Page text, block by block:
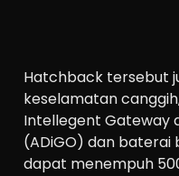
Hatchback tersebut
keselamatan
Intellegent Gateway
(ADiGO) dan baterai
dapat menempuh